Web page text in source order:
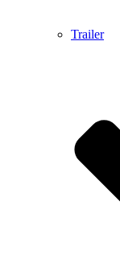
Trailer